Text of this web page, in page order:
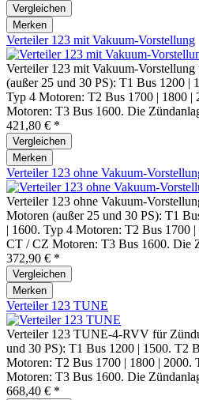
Vergleichen
Merken
Verteiler 123 mit Vakuum-Vorstellung
Verteiler 123 mit Vakuum-
(außer 25 und 30 PS): T1 Bus 1200 |
Typ 4 Motoren: T2 Bus 1700 | 1800
Motoren: T3 Bus 1600. Die
421,80 € *
Vergleichen
Merken
Verteiler 123 ohne Vakuum-
Verteiler 123 ohne Vakuum-
Motoren (außer 25 und 30 PS): T1
| 1600. Typ 4 Motoren: T2 Bus 1700
CT / CZ Motoren: T3 Bus 1600. Die
372,90 € *
Vergleichen
Merken
Verteiler 123 TUNE
Verteiler 123 TUNE-4-RVV für
und 30 PS): T1 Bus 1200 | 1500. T2
Motoren: T2 Bus 1700 | 1800 | 2000.
Motoren: T3 Bus 1600. Die
668,40 € *